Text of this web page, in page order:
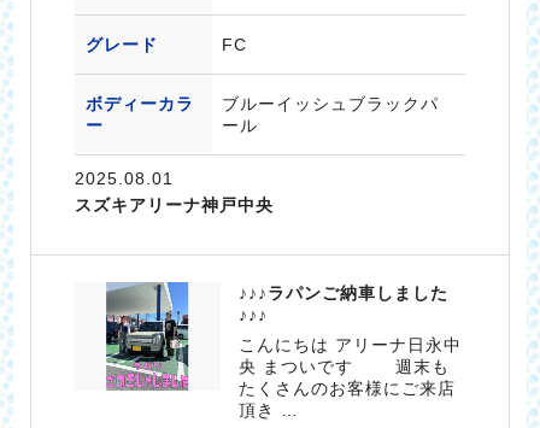
グレード FC
ボディーカラ
ー
ブルーイッシュブラックパ
ール
2025.08.01
スズキアリーナ神戸中央
♪♪♪ラパンご納車しました
♪♪♪
こんにちは アリーナ日永中
央 まついです 週末も
たくさんのお客様にご来店
頂き …